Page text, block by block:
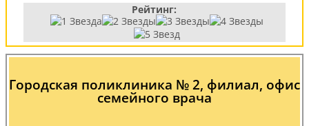
Рейтинг:
Городская поликлиника № 2, филиал, офис
семейного врача